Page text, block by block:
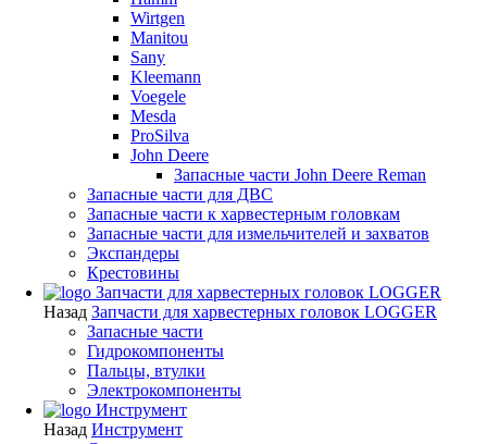
Wirtgen
Manitou
Sany
Kleemann
Voegele
Mesda
ProSilva
John Deere
Запасные части John Deere Reman
Запасные части для ДВС
Запасные части к харвестерным головкам
Запасные части для измельчителей и захватов
Экспандеры
Крестовины
Запчасти для харвестерных головок LOGGER
Назад Запчасти для харвестерных головок LOGGER
Запасные части
Гидрокомпоненты
Пальцы, втулки
Электрокомпоненты
Инструмент
Назад Инструмент